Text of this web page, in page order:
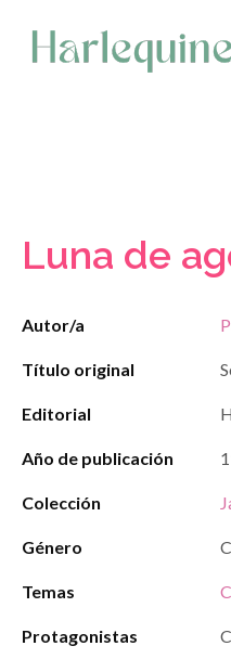
contenido
Luna de
Autor/a
Título original
Editorial
Año de publicación
Colección
Género
Temas
Protagonistas